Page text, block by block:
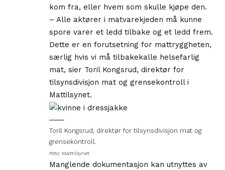
kom fra, eller hvem som skulle kjøpe den.
– Alle aktører i matvarekjeden må kunne
spore varer et ledd tilbake og et ledd frem.
Dette er en forutsetning for mattryggheten,
særlig hvis vi må tilbakekalle helsefarlig
mat, sier Toril Kongsrud, direktør for
tilsynsdivisjon mat og grensekontroll i
Mattilsynet.
Toril Kongsrud, direktør for tilsynsdivisjon mat og
grensekontroll.
Foto: Mattilsynet
Manglende dokumentasjon kan utnyttes av